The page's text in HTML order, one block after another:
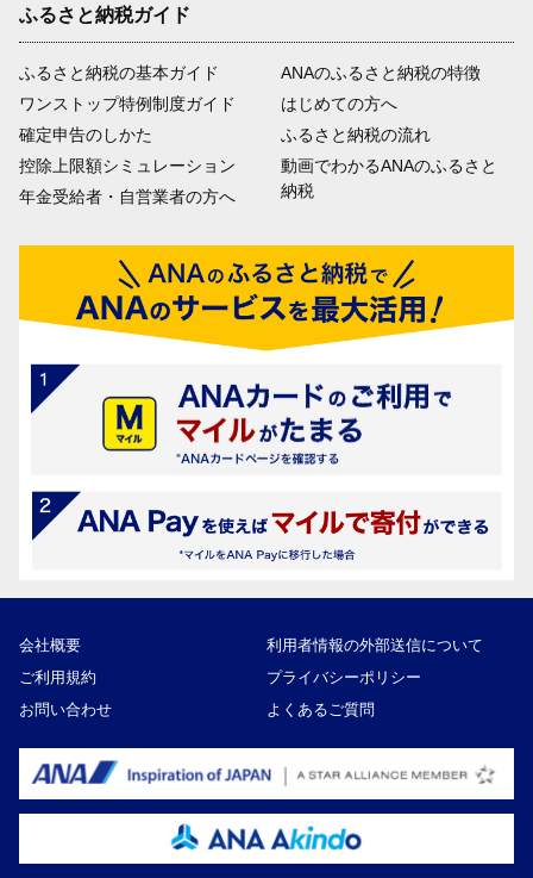
ふるさと納税ガイド
ふるさと納税の基本ガイド
ワンストップ特例制度ガイド
確定申告のしかた
控除上限額シミュレーション
年金受給者・自営業者の方へ
ANAのふるさと納税の特徴
はじめての方へ
ふるさと納税の流れ
動画でわかるANAのふるさと
納税
会社概要
利用者情報の外部送信について
ご利用規約
プライバシーポリシー
お問い合わせ
よくあるご質問